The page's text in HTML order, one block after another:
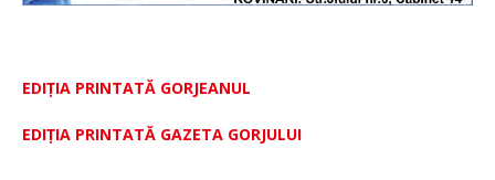
EDIȚIA PRINTATĂ GORJEANUL
EDIŢIA PRINTATĂ GAZETA GORJULUI